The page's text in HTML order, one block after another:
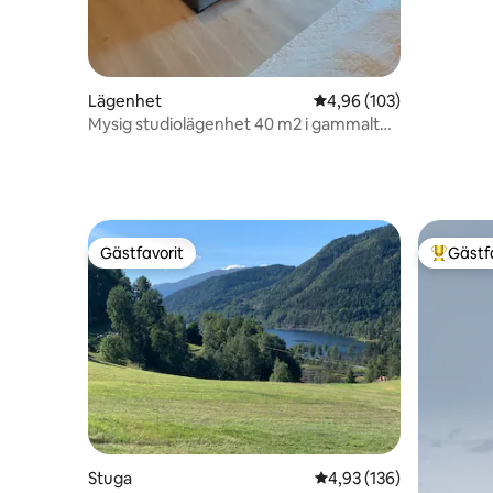
Lägenhet 4,96 av 5 i
4,96 (103)
Mysig studiolägenhet 40 m2 i gammalt
Gästfavorit
Gästfavorit
Stuga 4,93 av 5 i
4,93 (136)
Populär